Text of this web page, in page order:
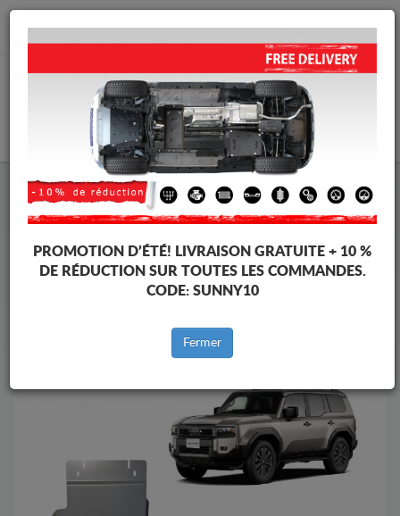
info@protectionsousmoteur.eu
Protection Sous Moteur Toyota
Protection Sous Moteur Toyota Land Cruiser
Marques
PROMOTION D’ÉTÉ! LIVRAISON GRATUITE + 10 %
DE RÉDUCTION SUR TOUTES LES COMMANDES.
CODE: SUNNY10
Fermer